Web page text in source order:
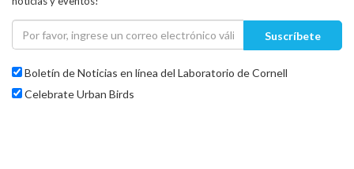
Suscríbete
Boletín de Noticias en línea del Laboratorio de Cornell
Celebrate Urban Birds